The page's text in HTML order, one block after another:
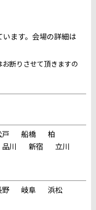
ます。会場の詳細は
断りさせて頂きますの
船橋
柏
品川 新宿
立川
野 岐阜
浜松